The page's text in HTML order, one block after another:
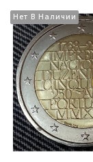
Нет В Наличии
Нет В Наличии